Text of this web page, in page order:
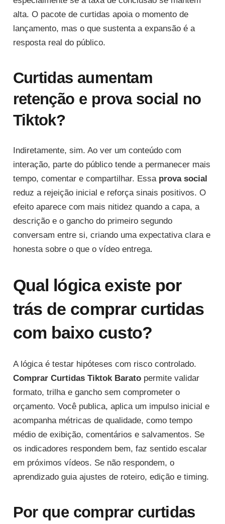
alta. O pacote de curtidas apoia o momento de
lançamento, mas o que sustenta a expansão é a
resposta real do público.
Curtidas aumentam
retenção e prova social no
Tiktok?
Indiretamente, sim. Ao ver um conteúdo com
interação, parte do público tende a permanecer mais
tempo, comentar e compartilhar. Essa prova social
reduz a rejeição inicial e reforça sinais positivos. O
efeito aparece com mais nitidez quando a capa, a
descrição e o gancho do primeiro segundo
conversam entre si, criando uma expectativa clara e
honesta sobre o que o vídeo entrega.
Qual lógica existe por
trás de comprar curtidas
com baixo custo?
A lógica é testar hipóteses com risco controlado.
Comprar Curtidas Tiktok Baratopermite validar
formato, trilha e gancho sem comprometer o
orçamento. Você publica, aplica um impulso inicial e
acompanha métricas de qualidade, como tempo
médio de exibição, comentários e salvamentos. Se
os indicadores respondem bem, faz sentido escalar
em próximos vídeos. Se não respondem, o
aprendizado guia ajustes de roteiro, edição e timing.
Por que comprar curtidas